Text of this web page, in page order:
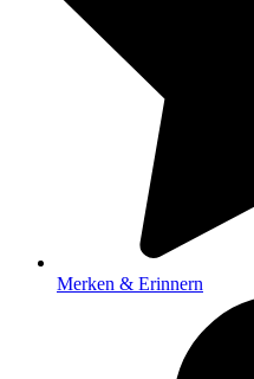
Merken & Erinnern